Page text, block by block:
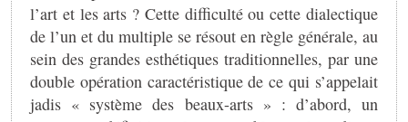
l’art et les arts ? Cette difficulté ou cette dialectique
de l’un et du multiple se résout en règle générale, au
sein des grandes esthétiques traditionnelles, par une
double opération caractéristique de ce qui s’appelait
jadis « système des beaux-arts » : d’abord, un